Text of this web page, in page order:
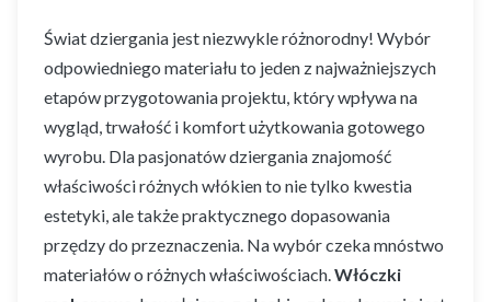
Świat dziergania jest niezwykle różnorodny! Wybór
odpowiedniego materiału to jeden z najważniejszych
etapów przygotowania projektu, który wpływa na
wygląd, trwałość i komfort użytkowania gotowego
wyrobu. Dla pasjonatów dziergania znajomość
właściwości różnych włókien to nie tylko kwestia
estetyki, ale także praktycznego dopasowania
przędzy do przeznaczenia. Na wybór czeka mnóstwo
materiałów o różnych właściwościach. Włóczki